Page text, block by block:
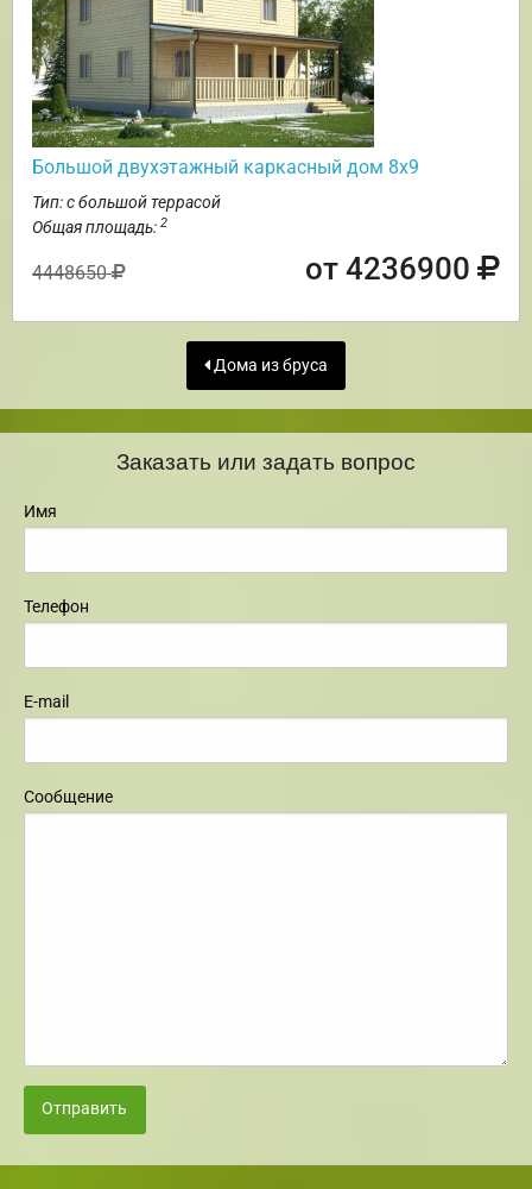
Большой двухэтажный каркасный дом 8х9
Тип: с большой террасой
Общая площадь: 2
4448650 от 4236900
Дома из бруса
Заказать или задать вопрос
Имя
Телефон
E-mail
Сообщение
Отправить